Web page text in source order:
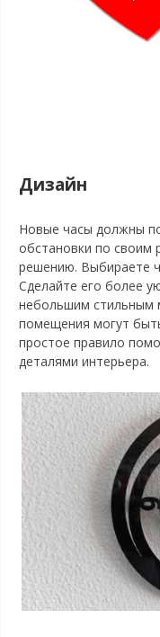
Дизайн
Новые часы должны
обстановки по
решению. Выбираете
Сделайте его более
небольшим стильным
помещения могут
простое правило
деталями интерьера.